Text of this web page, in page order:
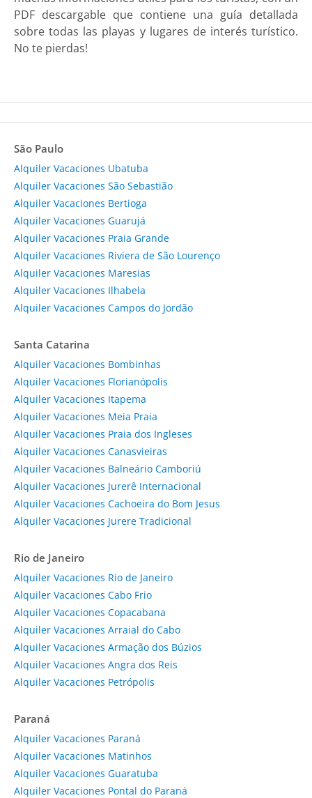
PDF descargable que contiene una guía detallada
sobre todas las playas y lugares de interés turístico.
No te pierdas!
São Paulo
Alquiler Vacaciones Ubatuba
Alquiler Vacaciones São Sebastião
Alquiler Vacaciones Bertioga
Alquiler Vacaciones Guarujá
Alquiler Vacaciones Praia Grande
Alquiler Vacaciones Riviera de São Lourenço
Alquiler Vacaciones Maresias
Alquiler Vacaciones Ilhabela
Alquiler Vacaciones Campos do Jordão
Santa Catarina
Alquiler Vacaciones Bombinhas
Alquiler Vacaciones Florianópolis
Alquiler Vacaciones Itapema
Alquiler Vacaciones Meia Praia
Alquiler Vacaciones Praia dos Ingleses
Alquiler Vacaciones Canasvieiras
Alquiler Vacaciones Balneário Camboriú
Alquiler Vacaciones Jurerê Internacional
Alquiler Vacaciones Cachoeira do Bom Jesus
Alquiler Vacaciones Jurere Tradicional
Rio de Janeiro
Alquiler Vacaciones Rio de Janeiro
Alquiler Vacaciones Cabo Frio
Alquiler Vacaciones Copacabana
Alquiler Vacaciones Arraial do Cabo
Alquiler Vacaciones Armação dos Búzios
Alquiler Vacaciones Angra dos Reis
Alquiler Vacaciones Petrópolis
Paraná
Alquiler Vacaciones Paraná
Alquiler Vacaciones Matinhos
Alquiler Vacaciones Guaratuba
Alquiler Vacaciones Pontal do Paraná